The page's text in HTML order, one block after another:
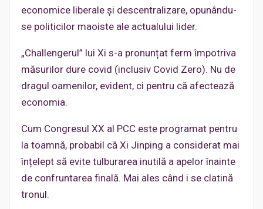
economice liberale și descentralizare, opunându-
se politicilor maoiste ale actualului lider.
„Challengerul” lui Xi s-a pronunțat ferm împotriva
măsurilor dure covid (inclusiv Covid Zero). Nu de
dragul oamenilor, evident, ci pentru că afectează
economia.
Cum Congresul XX al PCC este programat pentru
la toamnă, probabil că Xi Jinping a considerat mai
înțelept să evite tulburarea inutilă a apelor înainte
de confruntarea finală. Mai ales când i se clatină
tronul.